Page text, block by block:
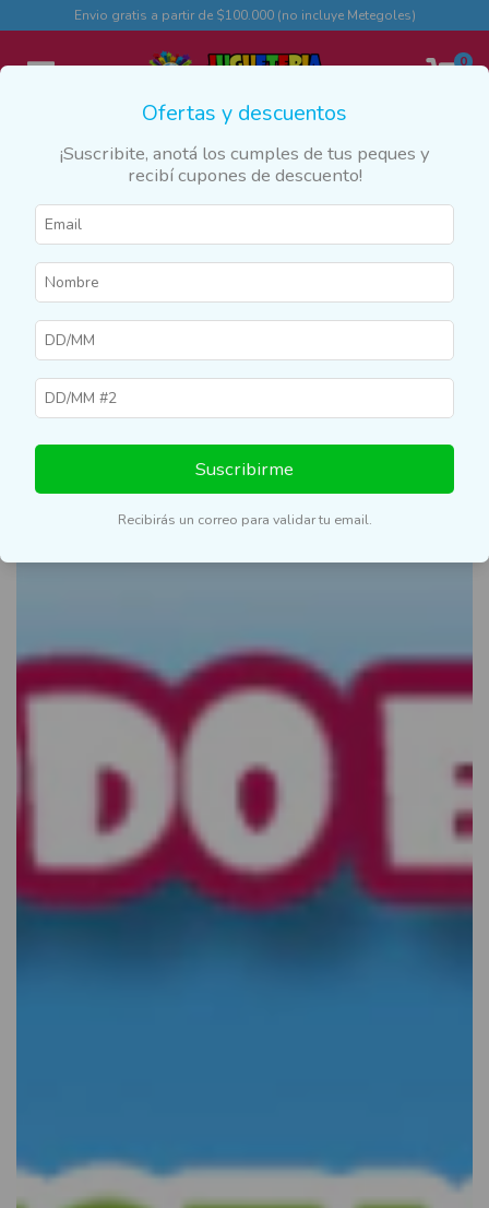
Envio gratis a partir de $100.000 (no incluye Metegoles)
0
Ofertas y descuentos
¡Suscribite, anotá los cumples de tus peques y
recibí cupones de descuento!
Suscribirme
Recibirás un correo para validar tu email.